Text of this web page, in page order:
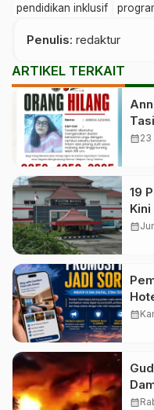
pendidikan inklusif
Penulis: redaktur
ARTIKEL TERKAIT
calendar_month23
19
calendar_month
calendar_month
calendar_month